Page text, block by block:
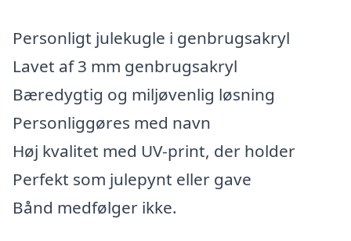
Personligt julekugle i genbrugsakryl
Lavet af 3 mm genbrugsakryl
Bæredygtig og miljøvenlig løsning
Personliggøres med navn
Høj kvalitet med UV-print, der holder
Perfekt som julepynt eller gave
Bånd medfølger ikke.